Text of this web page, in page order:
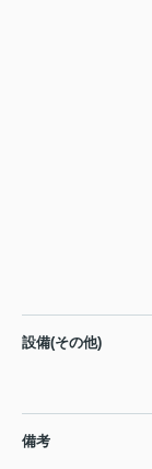
設備(その他)
備考